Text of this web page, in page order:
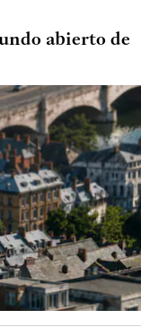
abierto de